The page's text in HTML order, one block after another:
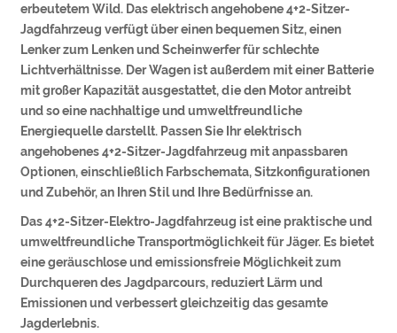
erbeutetem Wild. Das elektrisch angehobene 4+2-Sitzer-
Jagdfahrzeug verfügt über einen bequemen Sitz, einen
Lenker zum Lenken und Scheinwerfer für schlechte
Lichtverhältnisse. Der Wagen ist außerdem mit einer Batterie
mit großer Kapazität ausgestattet, die den Motor antreibt
und so eine nachhaltige und umweltfreundliche
Energiequelle darstellt. Passen Sie Ihr elektrisch
angehobenes 4+2-Sitzer-Jagdfahrzeug mit anpassbaren
Optionen, einschließlich Farbschemata, Sitzkonfigurationen
und Zubehör, an Ihren Stil und Ihre Bedürfnisse an.
Das 4+2-Sitzer-Elektro-Jagdfahrzeug ist eine praktische und
umweltfreundliche Transportmöglichkeit für Jäger. Es bietet
eine geräuschlose und emissionsfreie Möglichkeit zum
Durchqueren des Jagdparcours, reduziert Lärm und
Emissionen und verbessert gleichzeitig das gesamte
Jagderlebnis.